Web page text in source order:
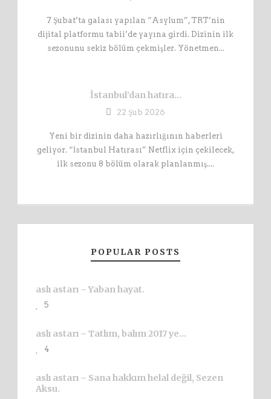
7 Şubat’ta galası yapılan “Asylum”, TRT’nin
dijital platformu tabii’de yayına girdi. Dizinin ilk
sezonunu sekiz bölüm çekmişler. Yönetmen...
İstanbul’dan hatıra…
22 Şub 2026
Yeni bir dizinin daha hazırlığının haberleri
geliyor. “İstanbul Hatırası” Netflix için çekilecek,
ilk sezonu 8 bölüm olarak planlanmış....
POPULAR POSTS
aslı astarı – Yaban hayat.
5
aslı astarı – Tatlım, balım 2017 ye…
4
aslı astarı – Sana hakkım helal değil, Sezen
Aksu.